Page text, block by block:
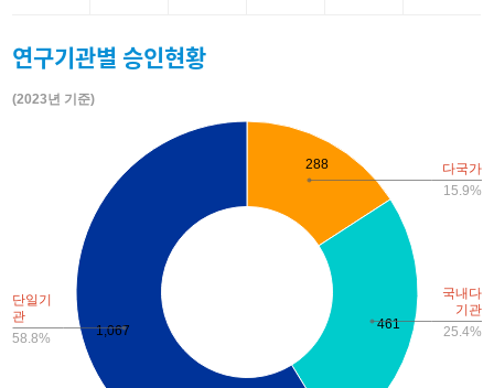
연구기관별 승인현황
(2023년 기준)
288
461
1,067
다국가
15.9%
국내다
기관
25.4%
단일기
관
58.8%